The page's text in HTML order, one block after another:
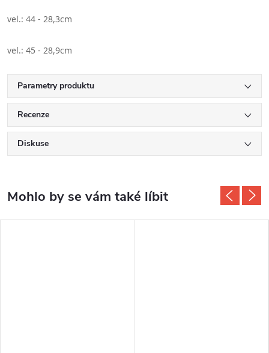
vel.: 44 - 28,3cm
vel.: 45 - 28,9cm
Parametry produktu
Recenze
Diskuse